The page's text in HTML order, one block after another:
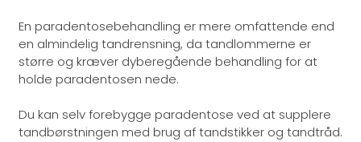
En paradentosebehandling er mere omfattende end
en almindelig tandrensning, da tandlommerne er
større og kræver dyberegående behandling for at
holde paradentosen nede.​
Du kan selv forebygge paradentose ved at supplere
tandbørstningen med brug af tandstikker og tandtråd.​